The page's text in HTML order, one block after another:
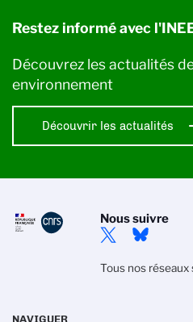
Restez informé avec
Découvrez les actualités
environnement
Découvrir les actualités
Nous suivre
Tous nos réseaux
NAVIGUER